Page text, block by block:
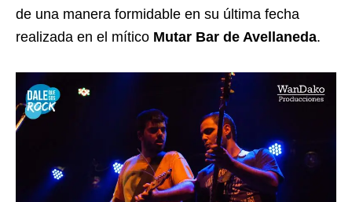
de una manera formidable en su última fecha
realizada en el mítico Mutar Bar de Avellaneda.